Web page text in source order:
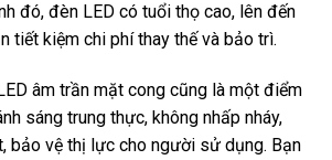
đó, đèn LED có tuổi thọ cao, lên đến
tiết kiệm chi phí thay thế và bảo trì.
âm trần mặt cong cũng là một điểm
sáng trung thực, không nhấp nháy,
bảo vệ thị lực cho người sử dụng. Bạn